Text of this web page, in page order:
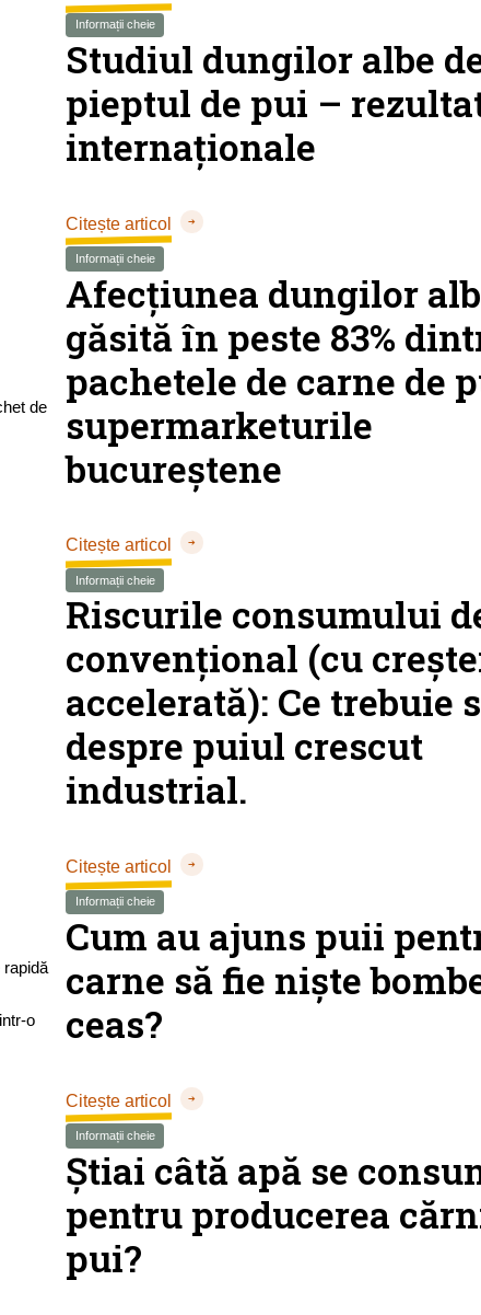
Informații cheie
Studiul dungilor albe
pieptul de pui –
internaționale
Citește articol
Informații cheie
Afecțiunea dungilor
găsită în peste 83%
pachetele de carne de
supermarketurile
bucureștene
Citește articol
Informații cheie
Riscurile consumului
convențional (cu
accelerată): Ce trebuie
despre puiul crescut
industrial.
Citește articol
Informații cheie
Cum au ajuns puii
carne să fie niște
ceas?
Citește articol
Informații cheie
Știai câtă apă se
pentru producerea
pui?